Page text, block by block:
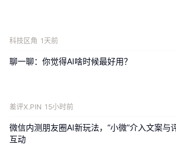
2024年Wi-Fi 7的推出，一系列
Wi-Fi协议引入了
Link Operation，简称MLO）功能，
使用多个Wi-Fi频段。正是由于MLO
提高了效率和连接稳定性。更宽的
6GHz频谱更高效的利用，也意味着更
“在全球范围内获得畅通无阻的
Fi 7 的潜力至关重要，”位于德克萨
联盟技术副总裁Gaurav Jain表示。
科技区角 1天前
聊一聊：你觉得AI啥时候最好用？
差评X.PIN 15小时前
微信内测朋友圈AI新玩法，“小微”介入文案与
互动